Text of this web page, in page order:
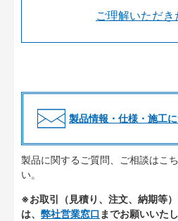
ご理解いただき
製品情報・仕様・施工
製品に関するご質問、ご相談はこ
い。
※お取引（見積り、注文、納期等
は、 弊社営業窓口 までお願いいたし